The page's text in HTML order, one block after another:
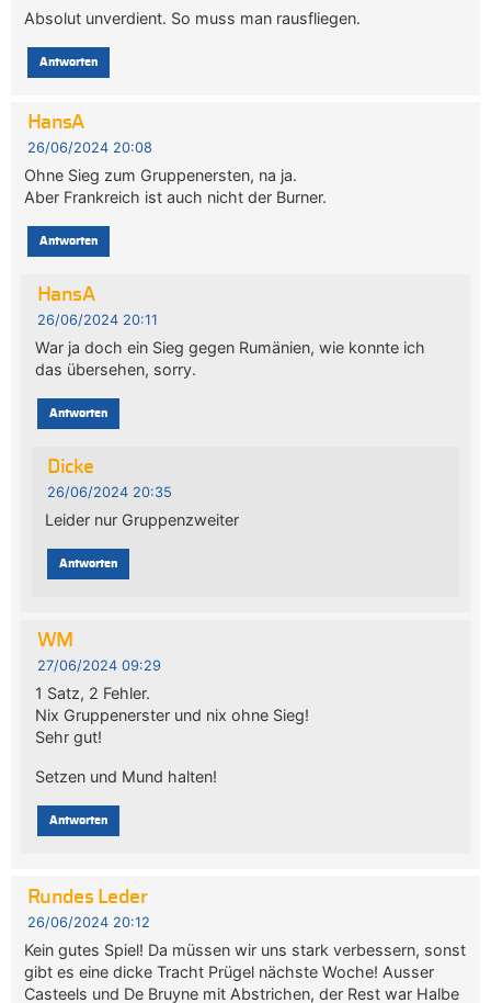
Absolut unverdient. So muss man rausfliegen.
Antworten
HansA
26/06/2024 20:08
Ohne Sieg zum Gruppenersten, na ja.
Aber Frankreich ist auch nicht der Burner.
Antworten
HansA
26/06/2024 20:11
War ja doch ein Sieg gegen Rumänien, wie konnte ich
das übersehen, sorry.
Antworten
Dicke
26/06/2024 20:35
Leider nur Gruppenzweiter
Antworten
WM
27/06/2024 09:29
1 Satz, 2 Fehler.
Nix Gruppenerster und nix ohne Sieg!
Sehr gut!
Setzen und Mund halten!
Antworten
Rundes Leder
26/06/2024 20:12
Kein gutes Spiel! Da müssen wir uns stark verbessern, sonst
gibt es eine dicke Tracht Prügel nächste Woche! Ausser
Casteels und De Bruyne mit Abstrichen, der Rest war Halbe